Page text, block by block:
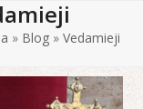
» Blog »Vedamieji